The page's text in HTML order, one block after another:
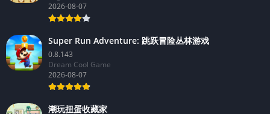
2026-08-07
Super Run Adventure: 跳跃冒险丛林游戏
0.8.143
Dream Cool Game
2026-08-07
潮玩扭蛋收藏家